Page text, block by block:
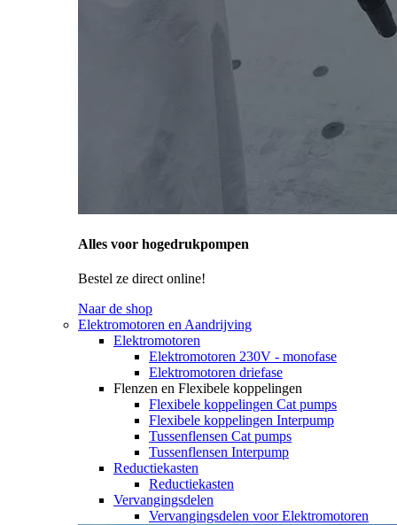
Alles voor hogedrukpompen
Bestel ze direct online!
Naar de shop
Elektromotoren en Aandrijving
Elektromotoren
Elektromotoren 230V - monofase
Elektromotoren driefase
Flenzen en Flexibele koppelingen
Flexibele koppelingen Cat pumps
Flexibele koppelingen Interpump
Tussenflensen Cat pumps
Tussenflensen Interpump
Reductiekasten
Reductiekasten
Vervangingsdelen
Vervangingsdelen voor Elektromotoren